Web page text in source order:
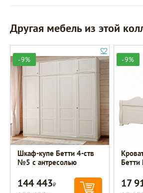
Другая мебель из этой
-9%
Шкаф-купе Бетти 4-ств
№5 с антресолью
144 443Р
-9%
17